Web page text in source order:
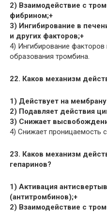
2) Взаимодействие с
фибрином;+
3) Ингибирование в
и других факторов;+
4) Ингибирование факторов
образования тромбина.
22. Каков механизм
1) Действует на
2) Подавляет действия
3) Снижает
4) Снижает проницаемость
23. Каков механизм
гепаринов?
1) Активация
(антитромбинов);+
2) Взаимодействие с